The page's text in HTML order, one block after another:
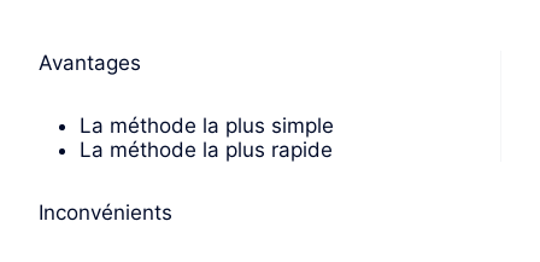
Avantages
La méthode la plus simple
La méthode la plus rapide
Inconvénients